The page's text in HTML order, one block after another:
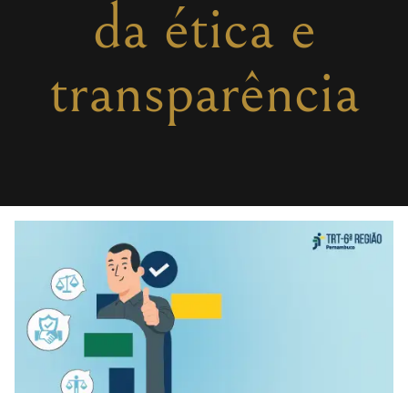
da ética e
transparência